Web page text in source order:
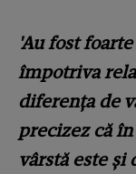
'Au fost
împotriva
diferența de
precizez că
vârstă este și